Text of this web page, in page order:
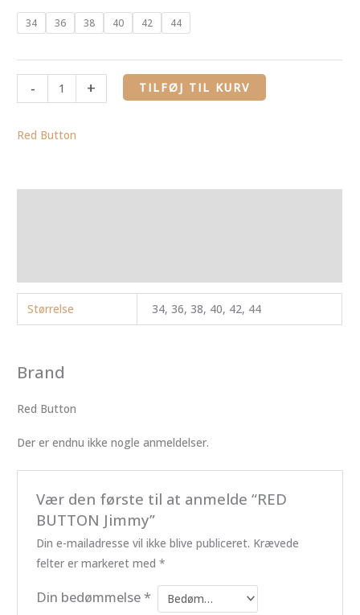
34 36 38 40 42 44
- + TILFØJ TIL KURV
Red Button
Størrelse 34, 36, 38, 40, 42, 44
Brand
Red Button
Der er endnu ikke nogle anmeldelser.
Vær den første til at anmelde “RED
BUTTON Jimmy”
Din e-mailadresse vil ikke blive publiceret. Krævede
felter er markeret med *
Din bedømmelse*